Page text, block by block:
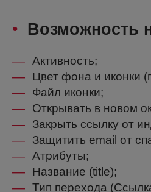
• Возможность
— Активность;
— Цвет фона и иконки
— Файл иконки;
— Открывать в новом
— Закрыть ссылку от
— Защитить email от
— Атрибуты;
— Название (title);
— Тип перехода